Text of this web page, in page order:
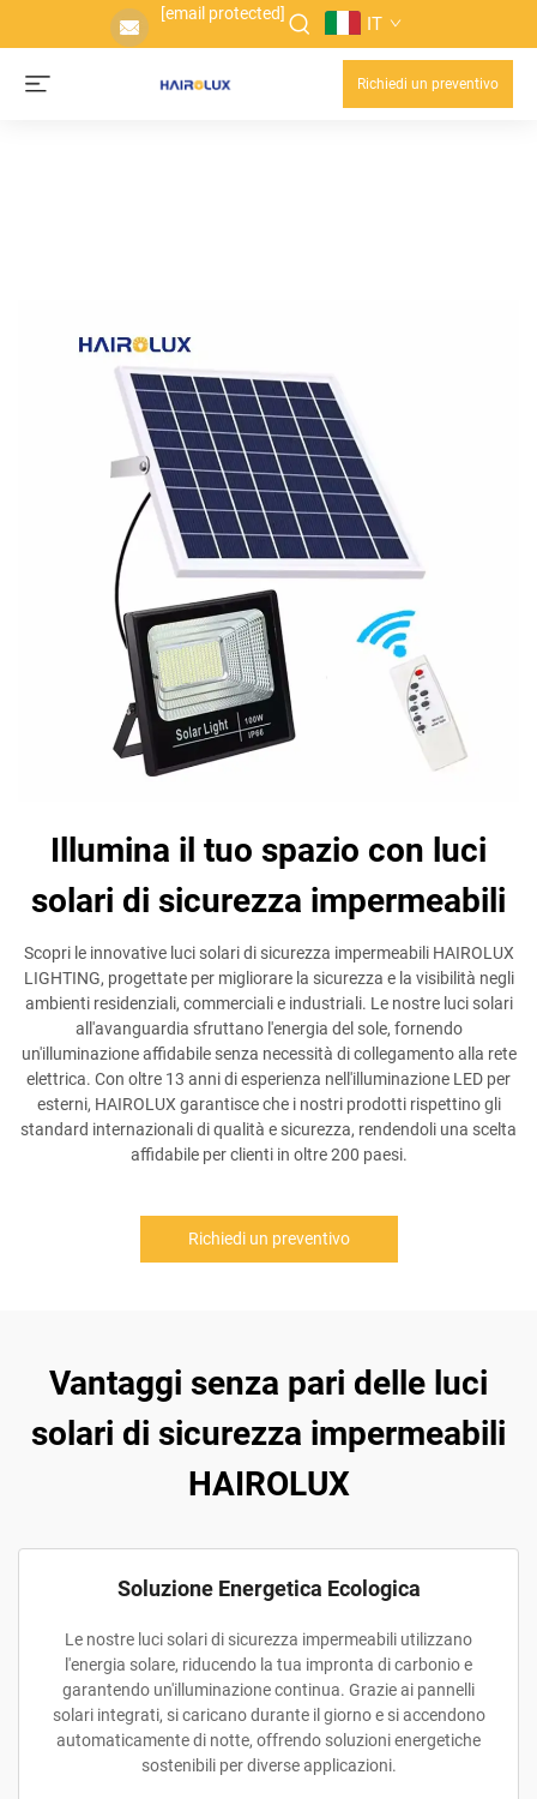
[email protected] IT
Richiedi un preventivo
Illumina il tuo spazio con luci
solari di sicurezza impermeabili
Scopri le innovative luci solari di sicurezza impermeabili HAIROLUX
LIGHTING, progettate per migliorare la sicurezza e la visibilità negli
ambienti residenziali, commerciali e industriali. Le nostre luci solari
all'avanguardia sfruttano l'energia del sole, fornendo
un'illuminazione affidabile senza necessità di collegamento alla rete
elettrica. Con oltre 13 anni di esperienza nell'illuminazione LED per
esterni, HAIROLUX garantisce che i nostri prodotti rispettino gli
standard internazionali di qualità e sicurezza, rendendoli una scelta
affidabile per clienti in oltre 200 paesi.
Richiedi un preventivo
Vantaggi senza pari delle luci
solari di sicurezza impermeabili
HAIROLUX
Soluzione Energetica Ecologica
Le nostre luci solari di sicurezza impermeabili utilizzano
l'energia solare, riducendo la tua impronta di carbonio e
garantendo un'illuminazione continua. Grazie ai pannelli
solari integrati, si caricano durante il giorno e si accendono
automaticamente di notte, offrendo soluzioni energetiche
sostenibili per diverse applicazioni.